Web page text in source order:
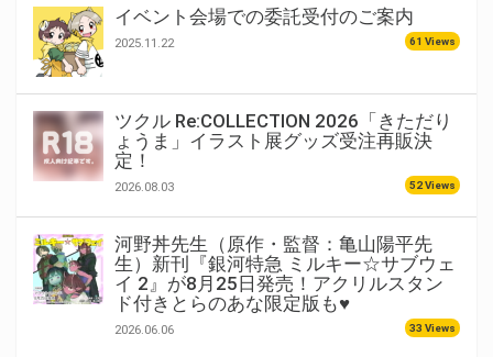
イベント会場での委託受付のご案内
2025.11.22 61 Views
ツクル Re:COLLECTION 2026「きただり
ょうま」イラスト展グッズ受注再販決
定！
2026.08.03 52 Views
河野丼先生（原作・監督：亀山陽平先
生）新刊『銀河特急 ミルキー☆サブウェ
イ 2』が8月25日発売！アクリルスタン
ド付きとらのあな限定版も♥
2026.06.06 33 Views